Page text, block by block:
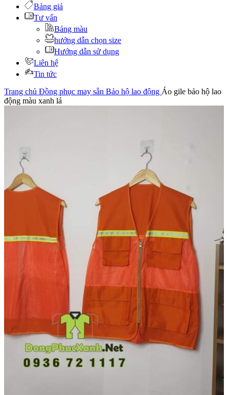
Bảng giá
Tư vấn
Bảng màu
hướng dẫn chọn size
Hướng dẫn sử dụng
Liên hệ
Tin tức
Trang chủ Đồng phục may sẵn Bảo hộ lao động Áo gile bảo hộ lao
động màu xanh lá